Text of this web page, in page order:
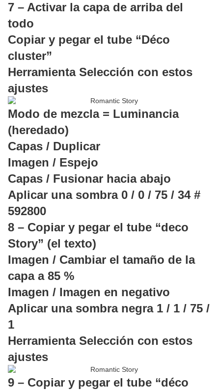
7 – Activar la capa de arriba del
todo
Copiar y pegar el tube “Déco
cluster”
Herramienta Selección con estos
ajustes
Modo de mezcla = Luminancia
(heredado)
Capas / Duplicar
Imagen / Espejo
Capas / Fusionar hacia abajo
Aplicar una sombra 0 / 0 / 75 / 34 #
592800
8 – Copiar y pegar el tube “deco
Story” (el texto)
Imagen / Cambiar el tamaño de la
capa a 85 %
Imagen / Imagen en negativo
Aplicar una sombra negra 1 / 1 / 75 /
1
Herramienta Selección con estos
ajustes
9 – Copiar y pegar el tube “déco